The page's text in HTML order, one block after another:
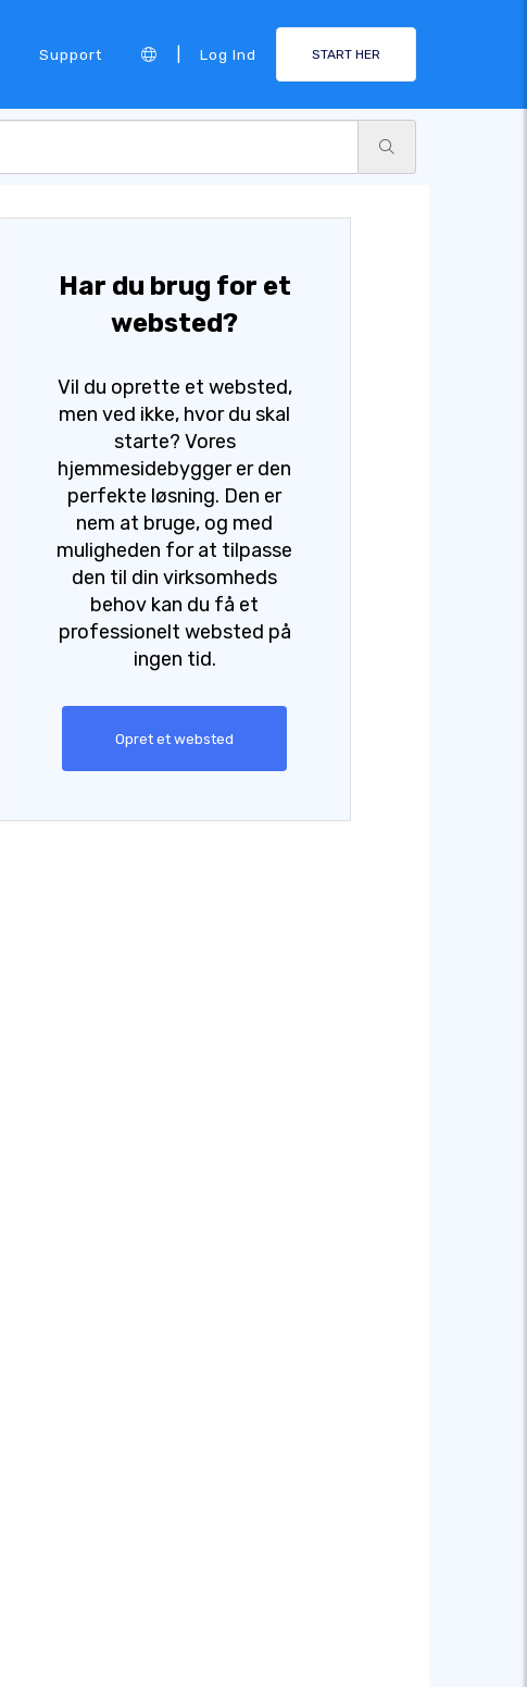
Support Log Ind START HER
Har du brug for et
websted?
Vil du oprette et websted,
men ved ikke, hvor du skal
starte? Vores
hjemmesidebygger er den
perfekte løsning. Den er
nem at bruge, og med
muligheden for at tilpasse
den til din virksomheds
behov kan du få et
professionelt websted på
ingen tid.
Opret et websted